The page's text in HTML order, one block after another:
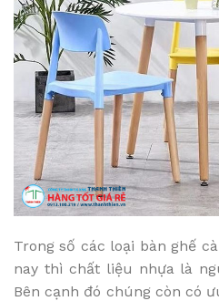
Trong số các loại bàn ghế
nay thì chất liệu nhựa là
Bên cạnh đó chúng còn có